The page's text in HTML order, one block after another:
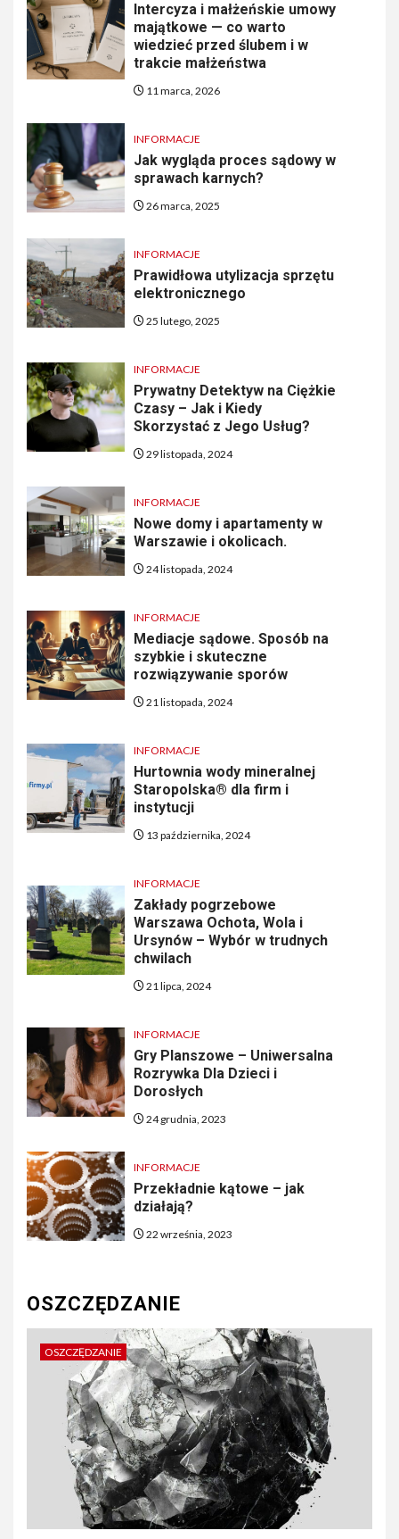
Intercyza i małżeńskie umowy
majątkowe — co warto
wiedzieć przed ślubem i w
trakcie małżeństwa
11 marca, 2026
INFORMACJE
Jak wygląda proces sądowy w
sprawach karnych?
26 marca, 2025
INFORMACJE
Prawidłowa utylizacja sprzętu
elektronicznego
25 lutego, 2025
INFORMACJE
Prywatny Detektyw na Ciężkie
Czasy – Jak i Kiedy
Skorzystać z Jego Usług?
29 listopada, 2024
INFORMACJE
Nowe domy i apartamenty w
Warszawie i okolicach.
24 listopada, 2024
INFORMACJE
Mediacje sądowe. Sposób na
szybkie i skuteczne
rozwiązywanie sporów
21 listopada, 2024
INFORMACJE
Hurtownia wody mineralnej
Staropolska® dla firm i
instytucji
13 października, 2024
INFORMACJE
Zakłady pogrzebowe
Warszawa Ochota, Wola i
Ursynów – Wybór w trudnych
chwilach
21 lipca, 2024
INFORMACJE
Gry Planszowe – Uniwersalna
Rozrywka Dla Dzieci i
Dorosłych
24 grudnia, 2023
INFORMACJE
Przekładnie kątowe – jak
działają?
22 września, 2023
OSZCZĘDZANIE
OSZCZĘDZANIE